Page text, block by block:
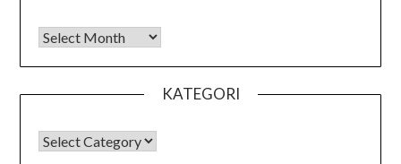
Arsip
KATEGORI
KATEGORI